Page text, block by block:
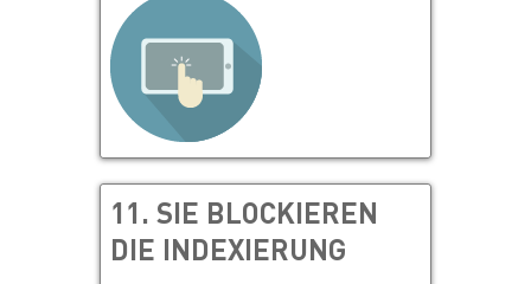
11. SIE BLOCKIEREN
DIE INDEXIERUNG